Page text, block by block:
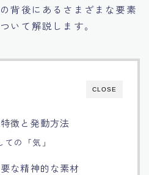
背後にあるさまざまな要素
いて解説します。
CLOSE
徴と発動方法
の「気」
な精神的な素材